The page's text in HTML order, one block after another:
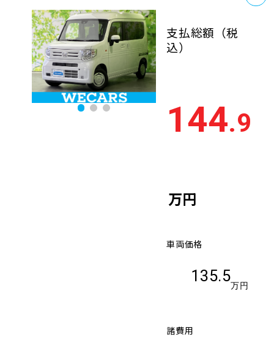
支払総額 （税
込）
144.9
万円
車両価格
135.5
万円
諸費用